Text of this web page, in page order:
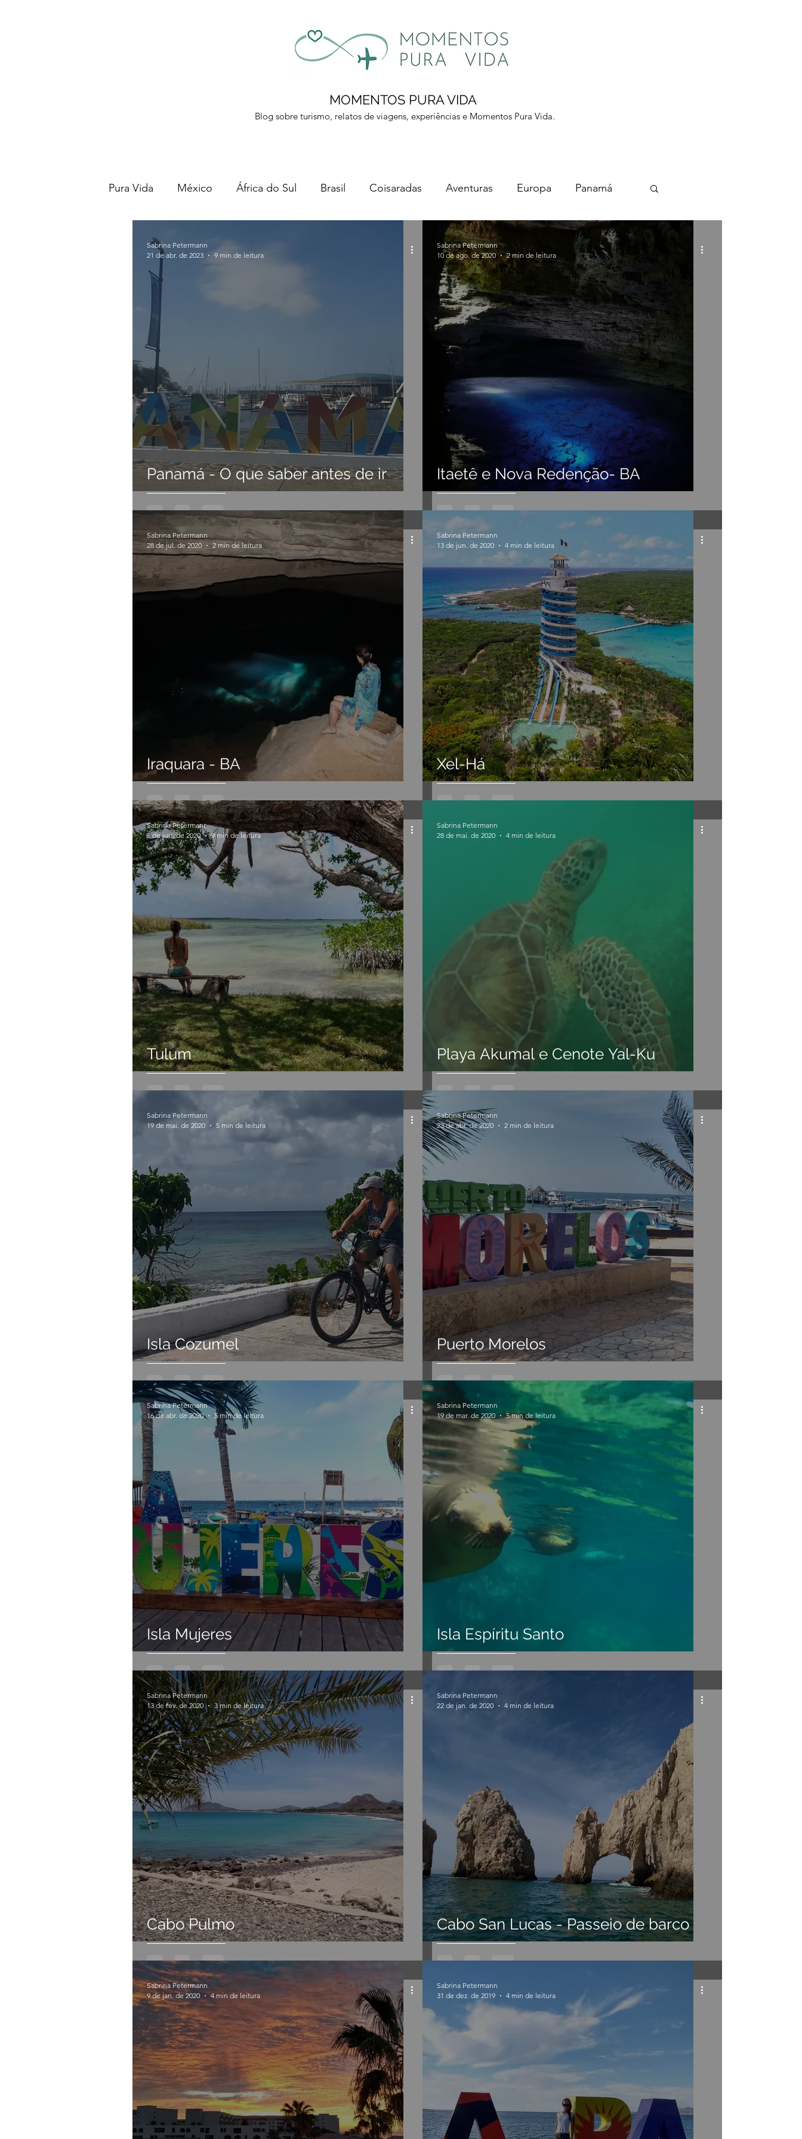
MOMENTOS PURA VIDA
Blog sobre turismo, relatos de viagens, experiências e Momentos Pura Vida.
Pura Vida México África do Sul Brasil Coisaradas Aventuras Europa Panamá
Peru
Sabrina Petermann
21 de abr. de 2023
9 min de leitura
Panamá - O que saber antes de ir
Sabrina Petermann
10 de ago. de 2020
2 min de leitura
Itaetê e Nova Redenção- BA
Sabrina Petermann
28 de jul. de 2020
2 min de leitura
Iraquara - BA
Sabrina Petermann
13 de jun. de 2020
4 min de leitura
Xel-Há
Sabrina Petermann
3 de jun. de 2020
9 min de leitura
Tulum
Sabrina Petermann
28 de mai. de 2020
4 min de leitura
Playa Akumal e Cenote Yal-Ku
Sabrina Petermann
19 de mai. de 2020
5 min de leitura
Isla Cozumel
Sabrina Petermann
23 de abr. de 2020
2 min de leitura
Puerto Morelos
Sabrina Petermann
16 de abr. de 2020
5 min de leitura
Isla Mujeres
Sabrina Petermann
19 de mar. de 2020
5 min de leitura
Isla Espíritu Santo
Sabrina Petermann
13 de fev. de 2020
3 min de leitura
Cabo Pulmo
Sabrina Petermann
22 de jan. de 2020
4 min de leitura
Cabo San Lucas - Passeio de barco
Sabrina Petermann
9 de jan. de 2020
4 min de leitura
Sabrina Petermann
31 de dez. de 2019
4 min de leitura